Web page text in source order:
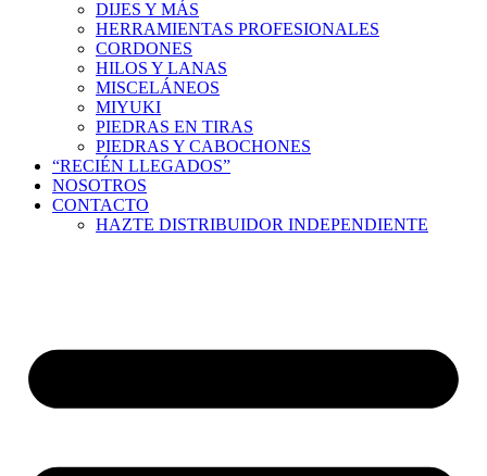
DIJES Y MÁS
HERRAMIENTAS PROFESIONALES
CORDONES
HILOS Y LANAS
MISCELÁNEOS
MIYUKI
PIEDRAS EN TIRAS
PIEDRAS Y CABOCHONES
“RECIÉN LLEGADOS”
NOSOTROS
CONTACTO
HAZTE DISTRIBUIDOR INDEPENDIENTE